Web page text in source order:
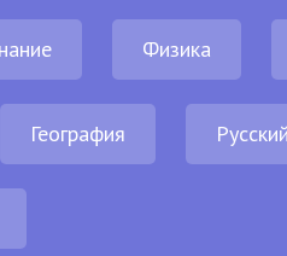
Физика
География